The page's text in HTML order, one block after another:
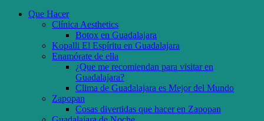
Que Hacer
Clínica Aesthetics
Botox en Guadalajara
Kopalli El Espíritu en Guadalajara
Enamórate de ella
¿Que me recomiendan para visitar en
Guadalajara?
Clima de Guadalajara es Mejor del Mundo
Zapopan
Cosas divertidas que hacer en Zapopan